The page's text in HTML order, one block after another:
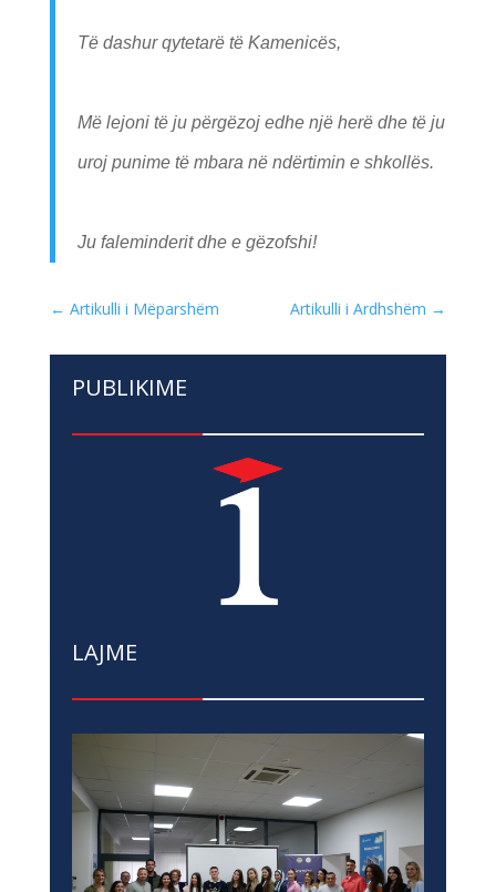
Të dashur qytetarë të Kamenicës,
Më lejoni të ju përgëzoj edhe një herë dhe të ju
uroj punime të mbara në ndërtimin e shkollës.
Ju faleminderit dhe e gëzofshi!
← Artikulli i Mëparshëm Artikulli i Ardhshëm →
PUBLIKIME
LAJME